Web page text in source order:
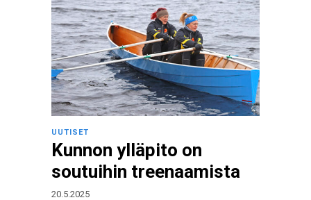
UUTISET
Kunnon ylläpito on
soutuihin treenaamista
20.5.2025